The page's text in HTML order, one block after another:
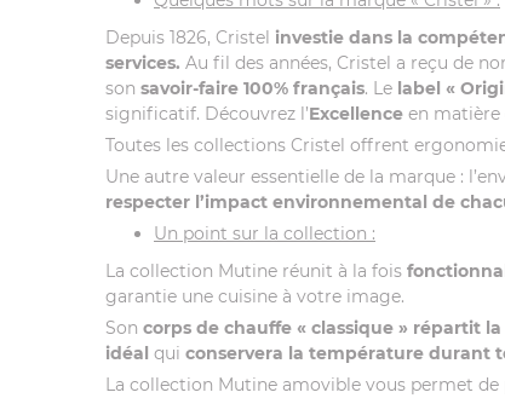
Depuis 1826, Cristel investie dans la
services. Au fil des années, Cristel a reçu de
son savoir-faire 100% français. Le label «
significatif. Découvrez l’Excellence en matière
Toutes les collections Cristel offrent
Une autre valeur essentielle de la marque :
respecter l’impact environnemental de
Un point sur la collection :
La collection Mutine réunit à la fois
garantie une cuisine à votre image.
Son corps de chauffe « classique » répartit
idéal qui conservera la température durant
La collection Mutine amovible vous permet de